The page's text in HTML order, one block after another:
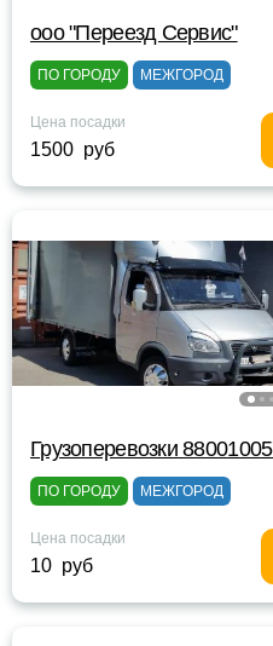
ооо "Переезд Сервис"
ПО ГОРОДУ МЕЖГОРОД
Цена посадки
1500 руб
Грузоперевозки
ПО ГОРОДУ МЕЖГОРОД
Цена посадки
10 руб